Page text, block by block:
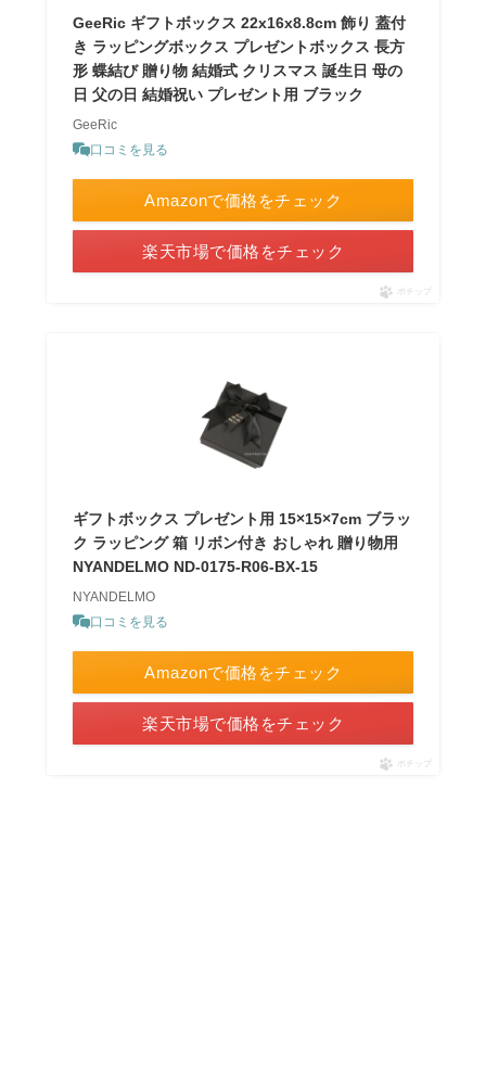
GeeRic ギフトボックス 22x16x8.8cm 飾り 蓋付
き ラッピングボックス プレゼントボックス 長方
形 蝶結び 贈り物 結婚式 クリスマス 誕生日 母の
日 父の日 結婚祝い プレゼント用 ブラック
GeeRic
口コミを見る
Amazonで価格をチェック
楽天市場で価格をチェック
ポチップ
ギフトボックス プレゼント用 15×15×7cm ブラッ
ク ラッピング 箱 リボン付き おしゃれ 贈り物用
NYANDELMO ND-0175-R06-BX-15
NYANDELMO
口コミを見る
Amazonで価格をチェック
楽天市場で価格をチェック
ポチップ